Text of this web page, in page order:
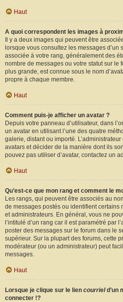
Haut
A quoi correspondent les images à
Il y a deux images qui peuvent être
lorsque vous consultez les messages d’un
associée à votre rang, généralement des
nombre de messages ou votre statut sur le
plus grande, est connue sous le nom
propre à chaque membre.
Haut
Comment puis-je afficher un avatar ?
Depuis votre panneau d’utilisateur, dans
un avatar en utilisant l’une des quatre
galerie, distant ou importé.
avatars et décider de la manière dont ils
pouvez pas utiliser d’avatar, contactez un
Haut
Qu’est-ce que mon rang et comment le
Les rangs, qui peuvent être associés au
de messages postés ou identifient certains
et administrateurs. En général, vous ne
l’intitulé d’un rang car il est paramétré par
poster des messages sur le forum dans le
supérieur. Sur la plupart des forums, cette
modérateur (ou un administrateur) peut
messages.
Haut
Lorsque je clique sur le lien courrield’un
connecter !?